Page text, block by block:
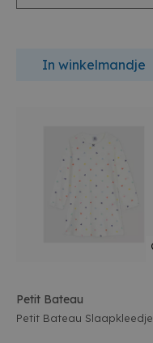
In winkelmandje
Petit Bateau
Petit Bateau Slaapkleedje